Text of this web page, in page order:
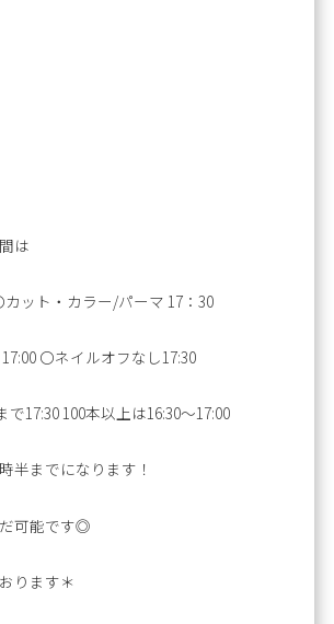
は
カット・カラー/パーマ 17：30
〇ネイルオフなし17:30
で17:30 100本以上は16:30～17:00
半までになります！
可能です◎
ります＊